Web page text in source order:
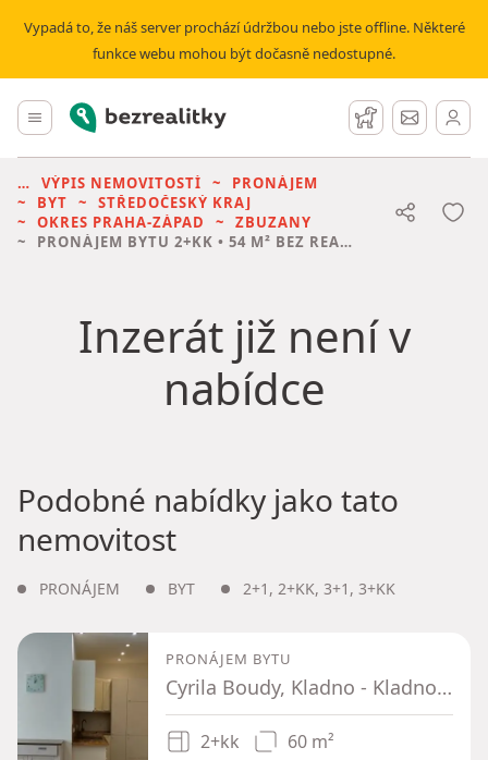
Vypadá to, že náš server prochází údržbou nebo jste offline. Některé
funkce webu mohou být dočasně nedostupné.
Hlavní menu
Bezrealitky Hlídací pes
Zprávy
VÝPIS NEMOVITOSTÍ
PRONÁJEM
BYT
STŘEDOČESKÝ KRAJ
OKRES PRAHA-ZÁPAD
ZBUZANY
PRONÁJEM BYTU 2+KK • 54 M² BEZ REALITKY
Inzerát již není v
nabídce
Podobné nabídky jako tato
nemovitost
PRONÁJEM BYT 2+1 , 2+KK, 3+1 , 3+KK
PRONÁJEM BYTU
Cyrila Boudy, Kladno - Kladno, Středočeský kraj
2+kk 60 m²